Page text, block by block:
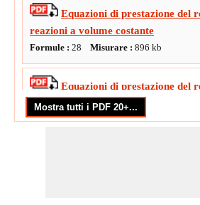
Equazioni di prestazione del
reazioni a volume costante
Formule : 28 Misurare : 896 kb
Equazioni di prestazione del
reazioni a volume variabile
Formule :17 Misurare :745kb